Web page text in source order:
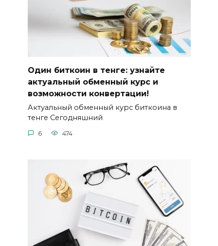
Один биткоин в тенге: узнайте
актуальный обменный курс и
возможности конвертации!
Актуальный обменный курс биткоина в
тенге Сегодняшний
6 474